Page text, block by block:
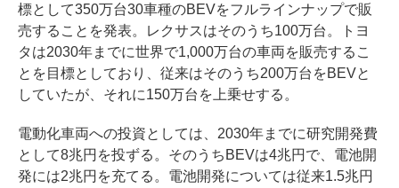
標として350万台30車種のBEVをフルラインナップで販
売することを発表。レクサスはそのうち100万台。トヨ
タは2030年までに世界で1,000万台の車両を販売するこ
とを目標としており、従来はそのうち200万台をBEVと
していたが、それに150万台を上乗せする。
電動化車両への投資としては、2030年までに研究開発費
として8兆円を投ずる。そのうちBEVは4兆円で、電池開
発には2兆円を充てる。電池開発については従来1.5兆円